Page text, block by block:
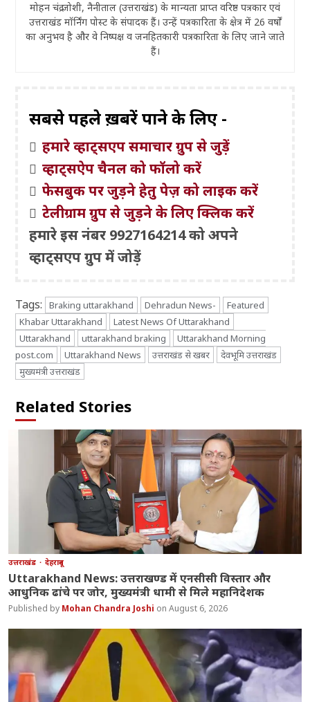
मोहन चंद्र जोशी, नैनीताल (उत्तराखंड) के मान्यता प्राप्त वरिष्ठ पत्रकार एवं
उत्तराखंड मॉर्निंग पोस्ट के संपादक हैं। उन्हें पत्रकारिता के क्षेत्र में 26 वर्षों
का अनुभव है और वे निष्पक्ष व जनहितकारी पत्रकारिता के लिए जाने जाते
हैं।
सबसे पहले ख़बरें पाने के लिए -
हमारे व्हाट्सएप समाचार ग्रुप से जुड़ें
व्हाट्सऐप चैनल को फॉलो करें
फेसबुक पर जुड़ने हेतु पेज़ को लाइक करें
टेलीग्राम ग्रुप से जुड़ने के लिए क्लिक करें
हमारे इस नंबर 9927164214 को अपने
व्हाट्सएप ग्रुप में जोड़ें
Tags: Braking uttarakhand Dehradun News-
Featured
Khabar Uttarakhand
Latest News Of Uttarakhand
Uttarakhand
uttarakhand braking
Uttarakhand Morning
post.com
Uttarakhand News उत्तराखंड से खबर
देवभूमि उत्तराखंड
मुख्यमंत्री उत्तराखंड
Related Stories
उत्तराखंड देहरादून
Uttarakhand News: उत्तराखण्ड में एनसीसी विस्तार और
आधुनिक ढांचे पर जोर, मुख्यमंत्री धामी से मिले महानिदेशक
Mohan Chandra Joshi August 6, 2026